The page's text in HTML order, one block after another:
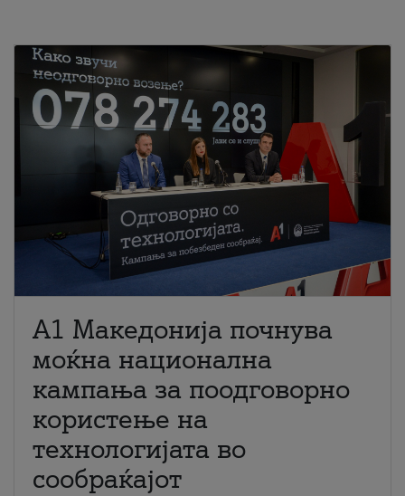
A1 Македонија почнува
моќна национална
кампања за поодговорно
користење на
технологијата во
сообраќајот